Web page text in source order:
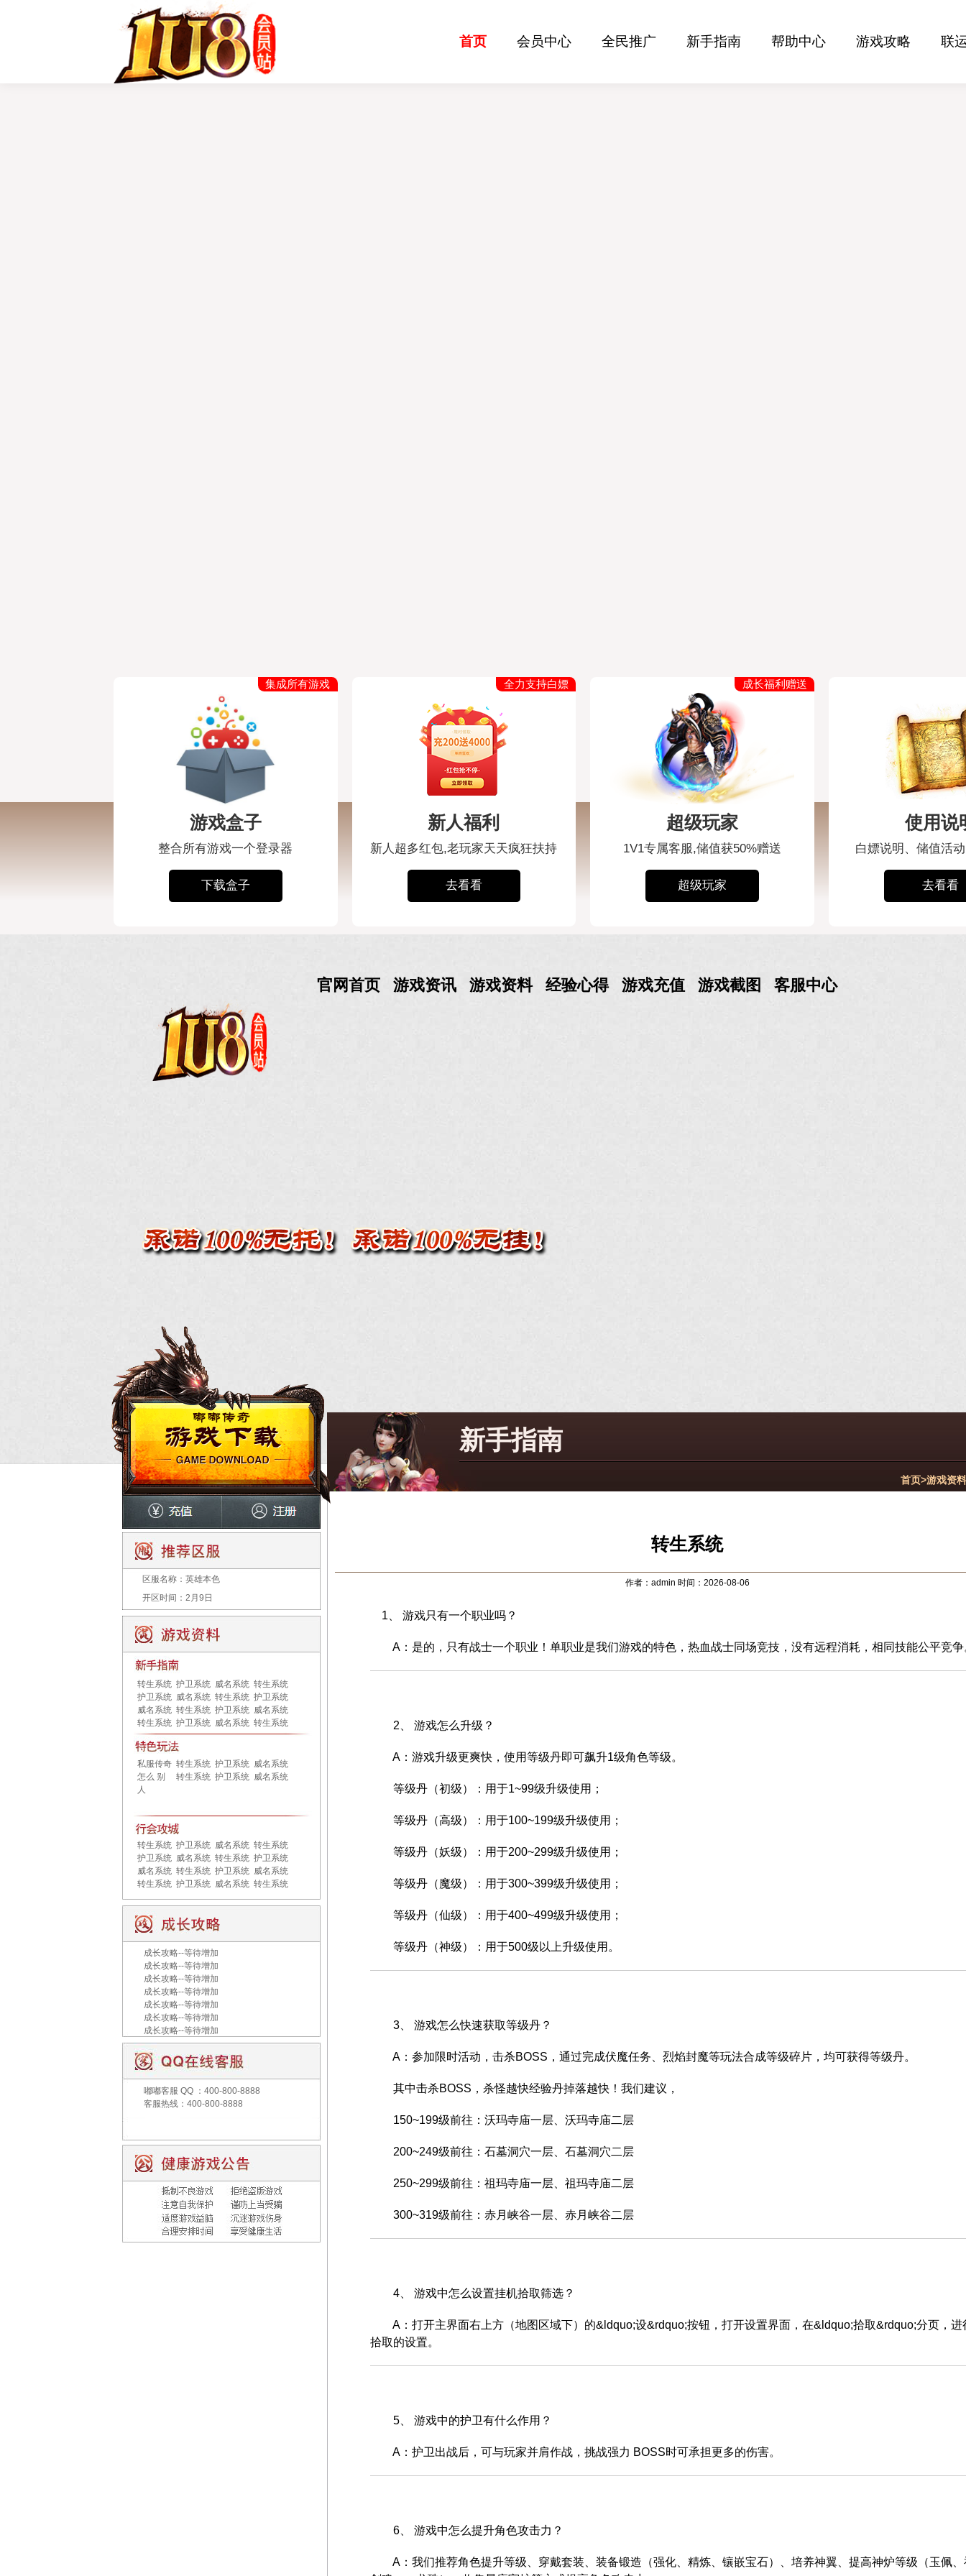
官网首页 游戏资讯 游戏资料 经验心得 游戏充值 游戏截图 客服中心
区服名称： 英雄本色
开区时间： 2月9日
转生系统 护卫系统 威名系统 转生系统
护卫系统 威名系统 转生系统 护卫系统
威名系统 转生系统 护卫系统 威名系统
转生系统 护卫系统 威名系统 转生系统
私服传奇
怎么 别
人
转生系统 护卫系统 威名系统
转生系统 护卫系统 威名系统
转生系统 护卫系统 威名系统 转生系统
护卫系统 威名系统 转生系统 护卫系统
威名系统 转生系统 护卫系统 威名系统
转生系统 护卫系统 威名系统 转生系统
成长攻略--等待增加
成长攻略--等待增加
成长攻略--等待增加
成长攻略--等待增加
成长攻略--等待增加
成长攻略--等待增加
成长攻略--等待增加
嘟嘟客服 QQ ：400-800-8888
客服热线：400-800-8888
新手指南
首页>游戏资料
转生系统
作者：admin 时间：2026-08-06
1、 游戏只有一个职业吗？
A：是的，只有战士一个职业！单职业是我们游戏的特色，热血战士同场竞技，没有远程消耗，相同技能公平竞争
2、 游戏怎么升级？
A：游戏升级更爽快，使用等级丹即可飙升1级角色等级。
等级丹（初级）：用于1~99级升级使用；
等级丹（高级）：用于100~199级升级使用；
等级丹（妖级）：用于200~299级升级使用；
等级丹（魔级）：用于300~399级升级使用；
等级丹（仙级）：用于400~499级升级使用；
等级丹（神级）：用于500级以上升级使用。
3、 游戏怎么快速获取等级丹？
A：参加限时活动，击杀BOSS，通过完成伏魔任务、烈焰封魔等玩法合成等级碎片，均可获得等级丹。
其中击杀BOSS，杀怪越快经验丹掉落越快！我们建议，
150~199级前往：沃玛寺庙一层、沃玛寺庙二层
200~249级前往：石墓洞穴一层、石墓洞穴二层
250~299级前往：祖玛寺庙一层、祖玛寺庙二层
300~319级前往：赤月峡谷一层、赤月峡谷二层
4、 游戏中怎么设置挂机拾取筛选？
A：打开主界面右上方（地图区域下）的&ldquo;设&rdquo;按钮，打开设置界面，在&ldquo;拾取&rdquo;分页，进
拾取的设置。
5、 游戏中的护卫有什么作用？
A：护卫出战后，可与玩家并肩作战，挑战强力 BOSS时可承担更多的伤害。
6、 游戏中怎么提升角色攻击力？
A：我们推荐角色提升等级、穿戴套装、装备锻造（强化、精炼、镶嵌宝石）、培养神翼、提高神炉等级（玉佩、